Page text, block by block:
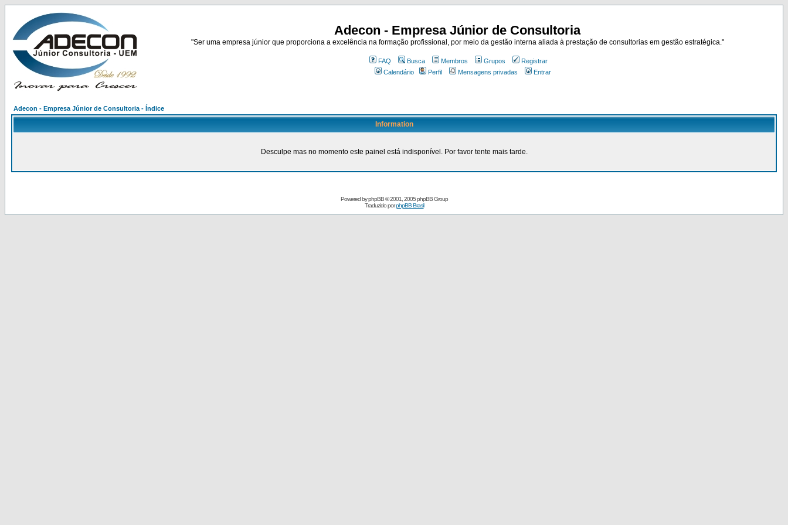
Adecon - Empresa Júnior de Consultoria
"Ser uma empresa júnior que proporciona a excelência na formação profissional, por meio da gestão interna aliada à prestação de consultorias em gestão estratégica."
FAQ Busca Membros Grupos
Registrar
Calendário
Perfil Mensagens privadas Entrar
Adecon - Empresa Júnior de Consultoria - Índice
Information
Desculpe mas no momento este painel está indisponível. Por favor tente mais tarde.
Powered byphpBB© 2001, 2005 phpBB Group
Traduzido porphpBB Brasil